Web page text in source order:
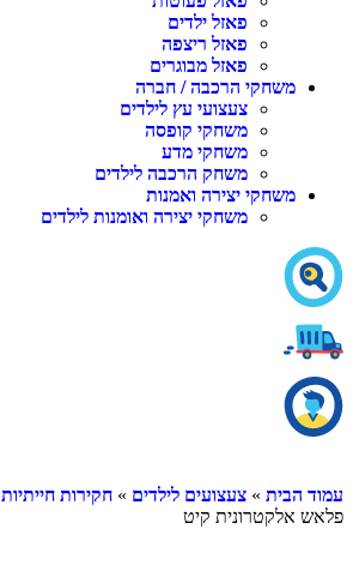
פאזל ילדים
פאזל ריצפה
פאזל מבוגרים
משחקי הרכבה / חברה
צעצועי עץ לילדים
משחקי קופסה
משחקי מדע
משחק הרכבה לילדים
משחקי יצירה ואמנות
משחקי יצירה ואומנות לילדים
עמוד הבית » צעצועים לילדים » חקירות חייתיות
פלאש אלקטרונית קיט